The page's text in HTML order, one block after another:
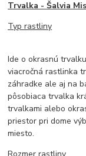
Trvalka - Šalvia
Typ rastliny
Ide o okrasnú
viacročná rastlinka
záhradke ale aj na
pôsobiaca trvalka
trvalkami alebo
priestor pri dome
miesto.